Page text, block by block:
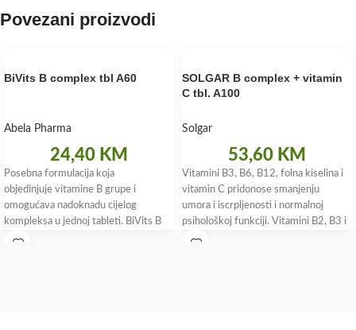
Povezani proizvodi
BiVits B complex tbl A60
Abela Pharma
24,40 KM
Posebna formulacija koja
objedinjuje vitamine B grupe i
omogućava nadoknadu cijelog
kompleksa u jednoj tableti. BiVits B
complex sadrži aktivni oblik folne
SOLGAR B complex + vitamin
C tbl. A100
Solgar
53,60 KM
Vitamini B3, B6, B12, folna kiselina i
vitamin C pridonose smanjenju
umora i iscrpljenosti i normalnoj
psihološkoj funkciji. Vitamini B2, B3 i
biotin pridonose